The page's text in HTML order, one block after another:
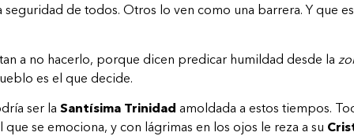
de todos. Otros lo ven como una barrera. Y que
a no hacerlo, porque dicen predicar humildad desde la
es el que decide.
ser la Santísima Trinidad amoldada a estos tiempos.
se emociona, y con lágrimas en los ojos le reza a su